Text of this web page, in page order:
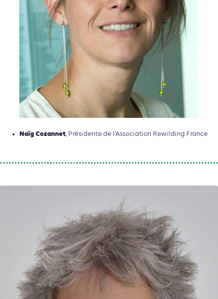
Naïg Cozannet, Présidente de l’Association Rewilding France